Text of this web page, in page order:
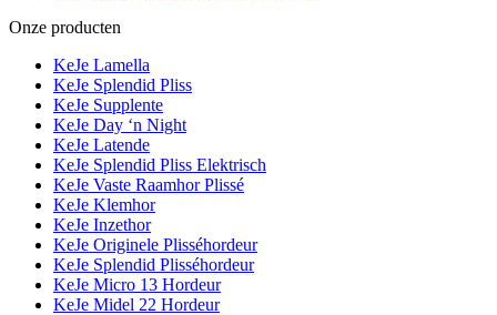
Onze producten
KeJe Lamella
KeJe Splendid Pliss
KeJe Supplente
KeJe Day ‘n Night
KeJe Latende
KeJe Splendid Pliss Elektrisch
KeJe Vaste Raamhor Plissé
KeJe Klemhor
KeJe Inzethor
KeJe Originele Plisséhordeur
KeJe Splendid Plisséhordeur
KeJe Micro 13 Hordeur
KeJe Midel 22 Hordeur